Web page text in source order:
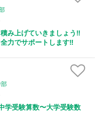
み上げていきましょう‼️
力でサポートします‼️
学受験算数〜大学受験数